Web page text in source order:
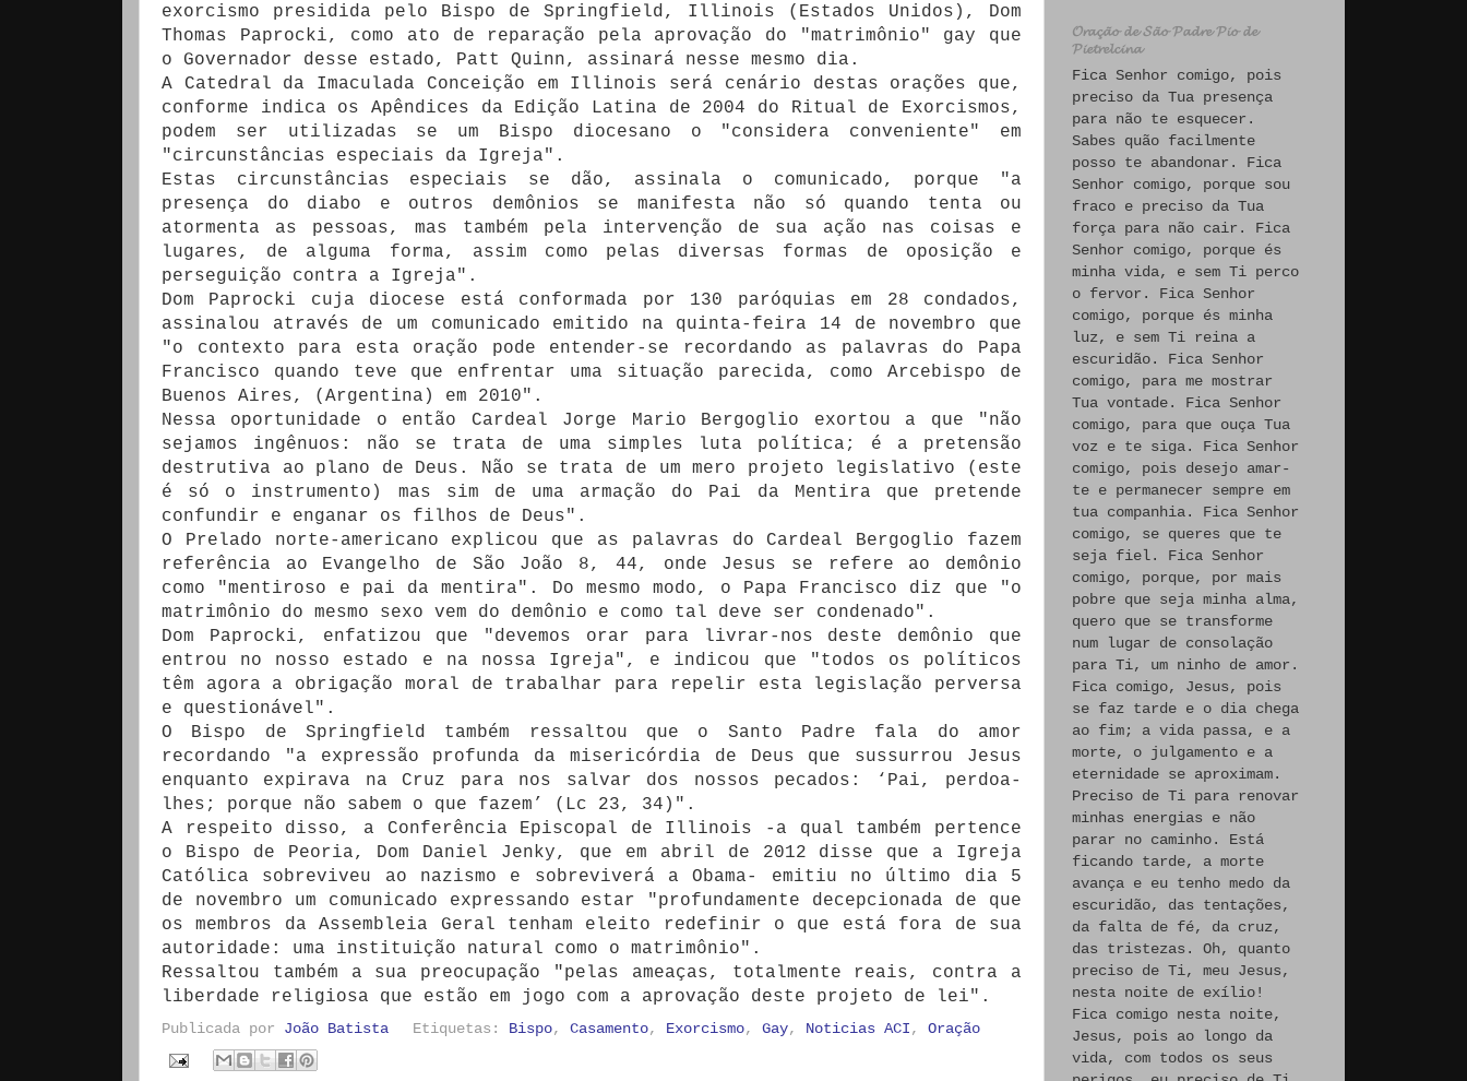
exorcismo presidida pelo Bispo de Springfield, Illinois (Estados Unidos), Dom
Thomas Paprocki, como ato de reparação pela aprovação do "matrimônio" gay que
o Governador desse estado, Patt Quinn, assinará nesse mesmo dia.
A Catedral da Imaculada Conceição em Illinois será cenário destas orações que,
conforme indica os Apêndices da Edição Latina de 2004 do Ritual de Exorcismos,
podem ser utilizadas se um Bispo diocesano o "considera conveniente" em
"circunstâncias especiais da Igreja".
Estas circunstâncias especiais se dão, assinala o comunicado, porque "a
presença do diabo e outros demônios se manifesta não só quando tenta ou
atormenta as pessoas, mas também pela intervenção de sua ação nas coisas e
lugares, de alguma forma, assim como pelas diversas formas de oposição e
perseguição contra a Igreja".
Dom Paprocki cuja diocese está conformada por 130 paróquias em 28 condados,
assinalou através de um comunicado emitido na quinta-feira 14 de novembro que
"o contexto para esta oração pode entender-se recordando as palavras do Papa
Francisco quando teve que enfrentar uma situação parecida, como Arcebispo de
Buenos Aires, (Argentina) em 2010".
Nessa oportunidade o então Cardeal Jorge Mario Bergoglio exortou a que "não
sejamos ingênuos: não se trata de uma simples luta política; é a pretensão
destrutiva ao plano de Deus. Não se trata de um mero projeto legislativo (este
é só o instrumento) mas sim de uma armação do Pai da Mentira que pretende
confundir e enganar os filhos de Deus".
O Prelado norte-americano explicou que as palavras do Cardeal Bergoglio fazem
referência ao Evangelho de São João 8, 44, onde Jesus se refere ao demônio
como "mentiroso e pai da mentira". Do mesmo modo, o Papa Francisco diz que "o
matrimônio do mesmo sexo vem do demônio e como tal deve ser condenado".
Dom Paprocki, enfatizou que "devemos orar para livrar-nos deste demônio que
entrou no nosso estado e na nossa Igreja", e indicou que "todos os políticos
têm agora a obrigação moral de trabalhar para repelir esta legislação perversa
e questionável".
O Bispo de Springfield também ressaltou que o Santo Padre fala do amor
recordando "a expressão profunda da misericórdia de Deus que sussurrou Jesus
enquanto expirava na Cruz para nos salvar dos nossos pecados: ‘Pai, perdoa-
lhes; porque não sabem o que fazem’ (Lc 23, 34)".
A respeito disso, a Conferência Episcopal de Illinois -a qual também pertence
o Bispo de Peoria, Dom Daniel Jenky, que em abril de 2012 disse que a Igreja
Católica sobreviveu ao nazismo e sobreviverá a Obama- emitiu no último dia 5
de novembro um comunicado expressando estar "profundamente decepcionada de que
os membros da Assembleia Geral tenham eleito redefinir o que está fora de sua
autoridade: uma instituição natural como o matrimônio".
Ressaltou também a sua preocupação "pelas ameaças, totalmente reais, contra a
liberdade religiosa que estão em jogo com a aprovação deste projeto de lei".
Publicada por João Batista Etiquetas: Bispo,Casamento, Exorcismo,Gay, Noticias ACI,Oração
𝓞𝓻𝓪𝓬̧𝓪̃𝓸 𝓭𝓮 𝓢𝓪̃𝓸 𝓟𝓪𝓭𝓻𝓮 𝓟𝓲𝓸 𝓭𝓮
𝓟𝓲𝓮𝓽𝓻𝓮𝓵𝓬𝓲𝓷𝓪
Fica Senhor comigo, pois
preciso da Tua presença
para não te esquecer.
Sabes quão facilmente
posso te abandonar. Fica
Senhor comigo, porque sou
fraco e preciso da Tua
força para não cair. Fica
Senhor comigo, porque és
minha vida, e sem Ti perco
o fervor. Fica Senhor
comigo, porque és minha
luz, e sem Ti reina a
escuridão. Fica Senhor
comigo, para me mostrar
Tua vontade. Fica Senhor
comigo, para que ouça Tua
voz e te siga. Fica Senhor
comigo, pois desejo amar-
te e permanecer sempre em
tua companhia. Fica Senhor
comigo, se queres que te
seja fiel. Fica Senhor
comigo, porque, por mais
pobre que seja minha alma,
quero que se transforme
num lugar de consolação
para Ti, um ninho de amor.
Fica comigo, Jesus, pois
se faz tarde e o dia chega
ao fim; a vida passa, e a
morte, o julgamento e a
eternidade se aproximam.
Preciso de Ti para renovar
minhas energias e não
parar no caminho. Está
ficando tarde, a morte
avança e eu tenho medo da
escuridão, das tentações,
da falta de fé, da cruz,
das tristezas. Oh, quanto
preciso de Ti, meu Jesus,
nesta noite de exílio!
Fica comigo nesta noite,
Jesus, pois ao longo da
vida, com todos os seus